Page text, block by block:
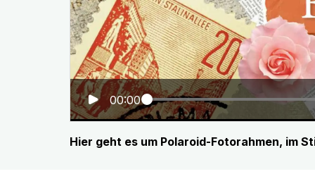
00:00
Hier geht es um Polaroid-Fotorahmen, im